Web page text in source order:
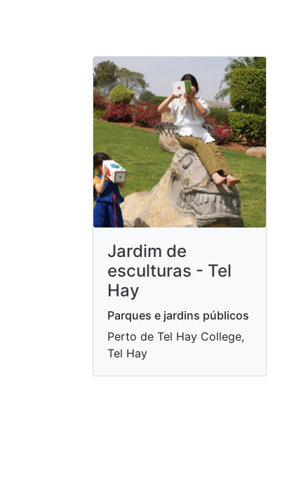
Jardim de
esculturas - Tel
Hay
Parques e jardins públicos
Perto de Tel Hay College,
Tel Hay